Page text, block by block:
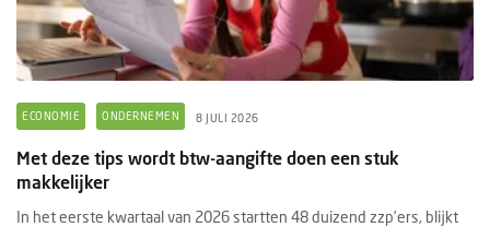
ECONOMIE ONDERNEMEN 8 JULI 2026
Met deze tips wordt btw-aangifte doen een stuk
makkelijker
In het eerste kwartaal van 2026 startten 48 duizend zzp’ers, blijkt